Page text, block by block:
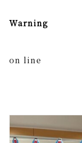
Warning
on line